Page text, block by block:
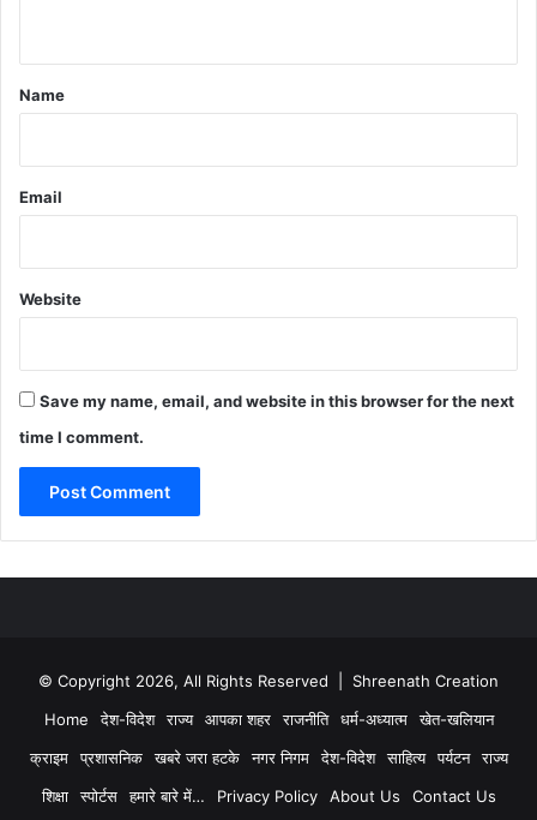
*
Name
Email
Website
Save my name, email, and website in this browser for the next
time I comment.
© Copyright 2026, All Rights Reserved | Shreenath Creation
Home
देश-विदेश राज्य आपका शहर राजनीति धर्म-अध्यात्म
खेत-खलियान
क्राइम
प्रशासनिक खबरे जरा हटके नगर निगम देश-विदेश साहित्य पर्यटन
राज्य
शिक्षा
स्पोर्टस हमारे बारे में… Privacy Policy About Us Contact Us